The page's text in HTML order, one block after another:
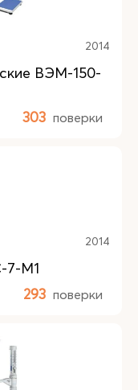
2014
ВЭМ-150-
303 поверки
2014
7-М1
293 поверки